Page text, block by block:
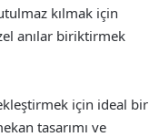
kılmak için
anılar biriktirmek
için ideal bir
tasarımı ve